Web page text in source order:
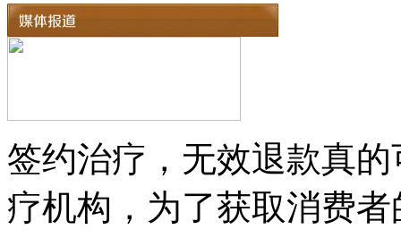
签约治疗，无效退款真
疗机构，为了获取消费